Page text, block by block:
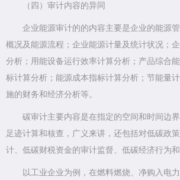
（四）审计内容的异同
企业能源审计的的内容主要是企业的能源
概况及能源流程；企业能源计量及统计状况；
分析；用能设备运行效率计算分析；产品综合
标计算分析；能源成本指标计算分析；节能量
施的财务和经济分析等。
碳审计主要内容是在指定的空间和时间边
足迹计算和核查，广义来讲，还包括对低碳政
计、低碳财税资金的审计监督、低碳经济行为和
以工业企业为例，在燃料燃烧、净购入电